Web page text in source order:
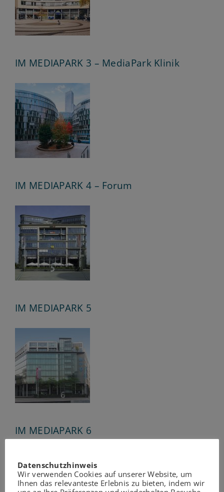
IM MEDIAPARK 3 – MediaPark Klinik
IM MEDIAPARK 4 – Forum
IM MEDIAPARK 5
IM MEDIAPARK 6
Datenschutzhinweis
Wir verwenden Cookies auf unserer Website, um
Ihnen das relevanteste Erlebnis zu bieten, indem wir